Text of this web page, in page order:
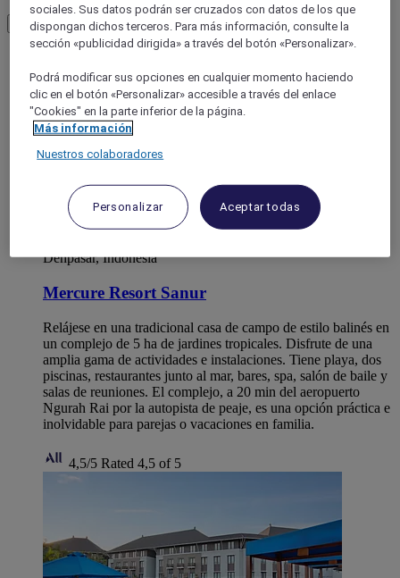
Load More See more items
Denpasar, Indonesia
Mercure Resort Sanur
Relájese en una tradicional casa de campo de estilo balinés en
un complejo de 5 ha de jardines tropicales. Disfrute de una
amplia gama de actividades e instalaciones. Tiene playa, dos
piscinas, restaurantes junto al mar, bares, spa, salón de baile y
salas de reuniones. El complejo, a 20 min del aeropuerto
Ngurah Rai por la autopista de peaje, es una opción práctica e
inolvidable para parejas o vacaciones en familia.
4,5/5 Rated 4,5 of 5
sociales. Sus datos podrán ser cruzados con datos de los que
dispongan dichos terceros. Para más información, consulte la
sección «publicidad dirigida» a través del botón «Personalizar».
Podrá modificar sus opciones en cualquier momento haciendo
clic en el botón «Personalizar» accesible a través del enlace
"Cookies" en la parte inferior de la página.
Más información
Nuestros colaboradores
Personalizar Aceptar todas